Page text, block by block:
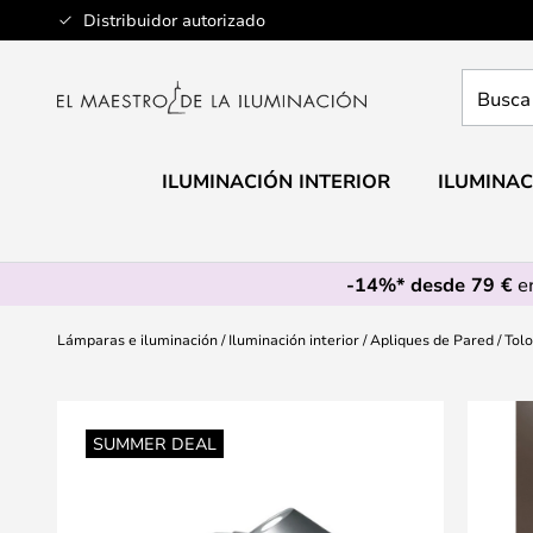
Distribuidor autorizado
Ir
al
aquí
ILUMINACIÓN INTERIOR
-14%* desde 79 €
Lámparas e iluminación Iluminación interior Apliques de Pared
SUMMER DEAL